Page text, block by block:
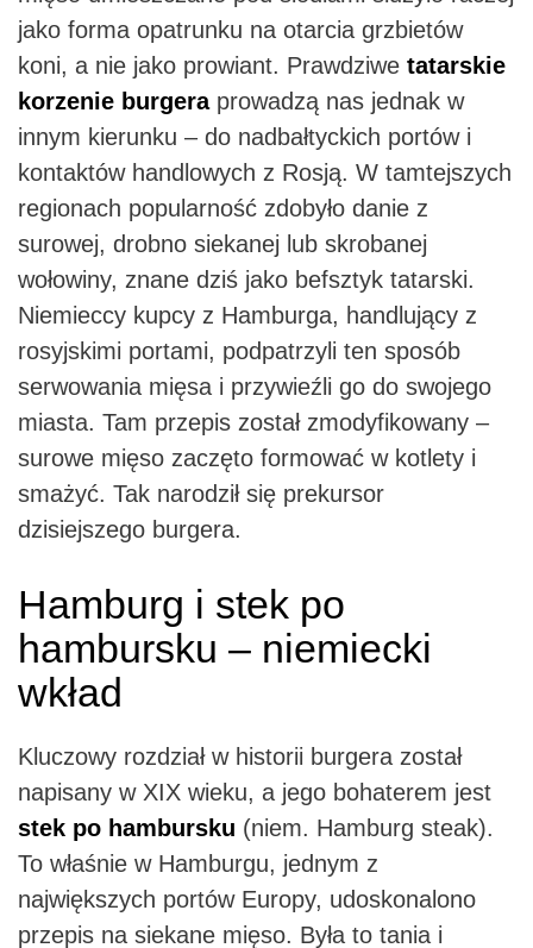
jako forma opatrunku na otarcia grzbietów
koni, a nie jako prowiant. Prawdziwe tatarskie
korzenie burgeraprowadzą nas jednak w
innym kierunku – do nadbałtyckich portów i
kontaktów handlowych z Rosją. W tamtejszych
regionach popularność zdobyło danie z
surowej, drobno siekanej lub skrobanej
wołowiny, znane dziś jako befsztyk tatarski.
Niemieccy kupcy z Hamburga, handlujący z
rosyjskimi portami, podpatrzyli ten sposób
serwowania mięsa i przywieźli go do swojego
miasta. Tam przepis został zmodyfikowany –
surowe mięso zaczęto formować w kotlety i
smażyć. Tak narodził się prekursor
dzisiejszego burgera.
Hamburg i stek po
hambursku – niemiecki
wkład
Kluczowy rozdział w historii burgera został
napisany w XIX wieku, a jego bohaterem jest
stek po hambursku (niem. Hamburg steak).
To właśnie w Hamburgu, jednym z
największych portów Europy, udoskonalono
przepis na siekane mięso. Była to tania i